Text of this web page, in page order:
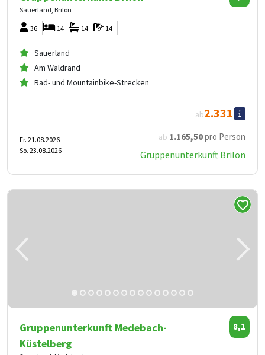
Sauerland, Brilon
36 14 14
14
Sauerland
Am Waldrand
Rad- und Mountainbike-Strecken
ab 1.165,50pro Person
ab2.331
Fr. 21.08.2026 -
So. 23.08.2026
Gruppenunterkunft Brilon
Gruppenunterkunft Medebach-
Küstelberg
8,1